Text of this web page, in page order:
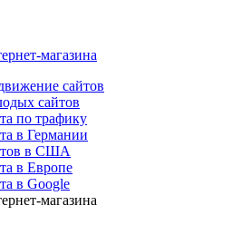
магазина
сайтов
сайтов
по трафику
в Германии
в США
в Европе
в Google
магазина